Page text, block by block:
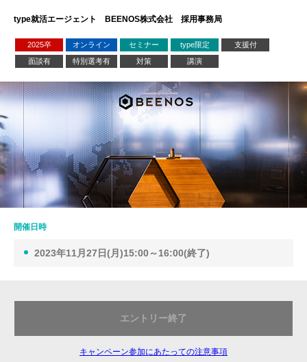
type就活エージェント BEENOS株式会社 採用事務局
2025卒 オンライン セミナー type限定
支援付
面談有
特別選考有 対策 講演
開催日時
2023年11月27日(月)15:00～16:00(終了)
エントリー終了
キャンペーン参加にあたっての注意事項